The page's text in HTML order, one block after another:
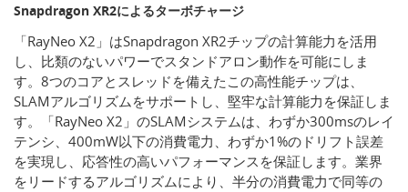
Snapdragon XR2によるターボチャージ
「RayNeo X2」はSnapdragon XR2チップの計算能力を活用
し、比類のないパワーでスタンドアロン動作を可能にしま
す。8つのコアとスレッドを備えたこの高性能チップは、
SLAMアルゴリズムをサポートし、堅牢な計算能力を保証しま
す。「RayNeo X2」のSLAMシステムは、わずか300msのレイ
テンシ、400mW以下の消費電力、わずか1%のドリフト誤差
を実現し、応答性の高いパフォーマンスを保証します。業界
をリードするアルゴリズムにより、半分の消費電力で同等の